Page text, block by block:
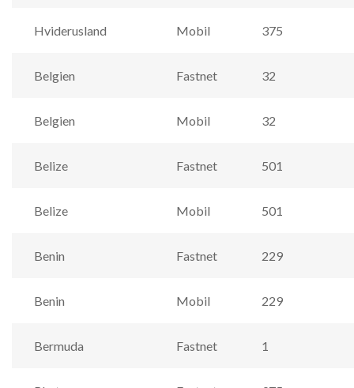
Hviderusland Mobil 375
Belgien Fastnet 32
Belgien Mobil 32
Belize Fastnet 501
Belize Mobil 501
Benin Fastnet 229
Benin Mobil 229
Bermuda Fastnet 1